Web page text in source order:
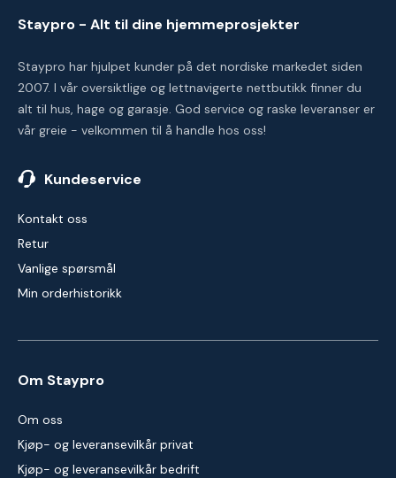
Staypro - Alt til dine hjemmeprosjekter
Staypro har hjulpet kunder på det nordiske markedet siden
2007. I vår oversiktlige og lettnavigerte nettbutikk finner du
alt til hus, hage og garasje. God service og raske leveranser er
vår greie - velkommen til å handle hos oss!
Kundeservice
Kontakt oss
Retur
Vanlige spørsmål
Min orderhistorikk
Om Staypro
Om oss
Kjøp- og leveransevilkår privat
Kjøp- og leveransevilkår bedrift